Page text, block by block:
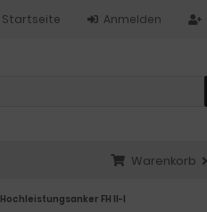
Anmelden
Startseite
Warenkorb
Hochleistungsanker FH II-I